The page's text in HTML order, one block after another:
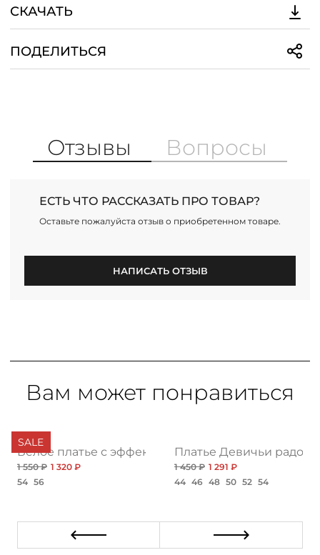
СКАЧАТЬ
ПОДЕЛИТЬСЯ
Отзывы Вопросы
ЕСТЬ ЧТО РАССКАЗАТЬ ПРО ТОВАР?
Оставьте пожалуйста отзыв о приобретенном товаре.
НАПИСАТЬ ОТЗЫВ
Вам может понравиться
SALE
Белое платье с эффектом крэш
1 550 ₽ 1 320 ₽
54 56
Платье Девичьи
1 450 ₽ 1 291 ₽
44 46 48 50 52 54